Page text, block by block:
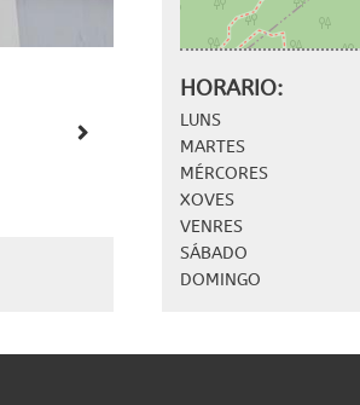
HORARIO:
LUNS
MARTES
MÉRCORES
XOVES
VENRES
SÁBADO
DOMINGO